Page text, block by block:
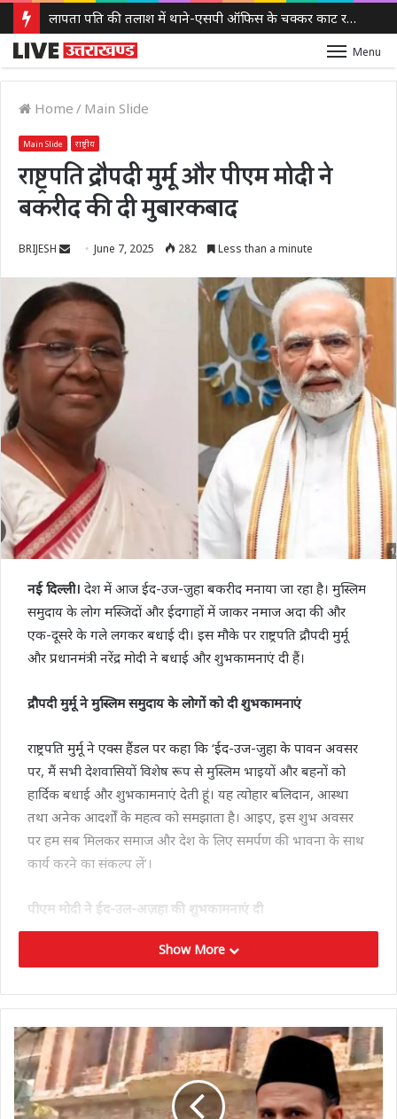
लापता पति की तलाश में थाने-एसपी ऑफिस के चक्कर काट रही नवविवाहिता, ससुराल वालों पर गंभीर आरोप
Menu
Home / Main Slide
Main Slide राष्ट्रीय
राष्ट्रपति द्रौपदी मुर्मू और पीएम मोदी ने
बकरीद की दी मुबारकबाद
BRIJESH
Send
email
June 7, 2025 282 Less than a minute
नई दिल्ली। देश में आज ईद-उज-जुहा बकरीद मनाया जा रहा है। मुस्लिम
समुदाय के लोग मस्जिदों और ईदगाहों में जाकर नमाज अदा की और
एक-दूसरे के गले लगकर बधाई दी। इस मौके पर राष्ट्रपति द्रौपदी मुर्मू
और प्रधानमंत्री नरेंद्र मोदी ने बधाई और शुभकामनाएं दी हैं।
द्रौपदी मुर्मू ने मुस्लिम समुदाय के लोगों को दी शुभकामनाएं
राष्ट्रपति मुर्मू ने एक्स हैंडल पर कहा कि ‘ईद-उज-जुहा के पावन अवसर
पर, मैं सभी देशवासियों विशेष रूप से मुस्लिम भाइयों और बहनों को
हार्दिक बधाई और शुभकामनाएं देती हूं। यह त्योहार बलिदान, आस्था
तथा अनेक आदर्शों के महत्व को समझाता है। आइए, इस शुभ अवसर
पर हम सब मिलकर समाज और देश के लिए समर्पण की भावना के साथ
कार्य करने का संकल्प लें’।
पीएम मोदी ने ईद-उल-अज़हा की शुभकामनाएं दी
वहीं, पीएम मोदी ने भी सोशल मीडिया पर लिखे पोस्ट में कहा,’ ईद-उल-
हमारे समाज में शांति के ताने-बाने को मज़बूत करे। सभी के अच्छे
Show More